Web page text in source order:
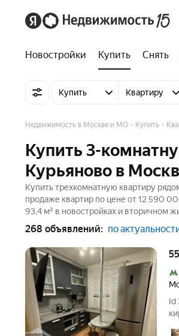
Новостройки Купить Снять
Купить Квартиру
Недвижимость в Москве и МО Купить
Купить 3-
Курьяново в
Купить трехкомнатную квартиру
продаже квартир по цене от 12 590
93,4 м² в новостройках и вторичном
268 объявлений: по
Id